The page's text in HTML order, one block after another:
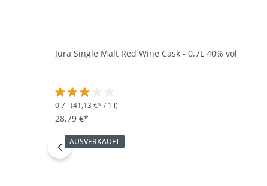
Jura Single Malt Red Wine Cask - 0,7L 40% vol
Durchschnittliche Bewertung von 3 von 5 Sternen
0.7 l (41,13 €* / 1 l)
28,79 €*
AUSVERKAUFT